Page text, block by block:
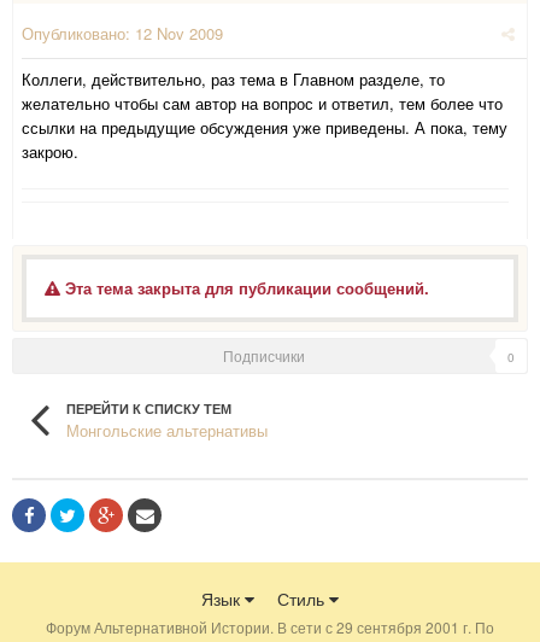
Опубликовано: 12 Nov 2009
Коллеги, действительно, раз тема в Главном разделе, то
желательно чтобы сам автор на вопрос и ответил, тем более что
ссылки на предыдущие обсуждения уже приведены. А пока, тему
закрою.
Эта тема закрыта для публикации сообщений.
Подписчики 0
ПЕРЕЙТИ К СПИСКУ ТЕМ
Монгольские альтернативы
Язык Стиль
Форум Альтернативной Истории. В сети с 29 сентября 2001 г. По